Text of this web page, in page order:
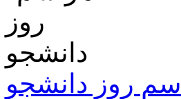
روز دانشجو